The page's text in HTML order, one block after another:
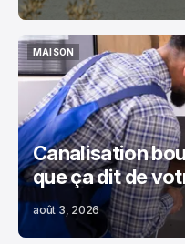
MAISON
MAISON
Canalisation
que ça dit de
août 3, 2026